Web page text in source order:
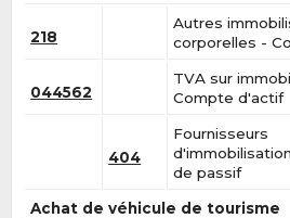
218
Autres
corporelles -
044562
TVA sur
Compte d'actif
404
Fournisseurs
de passif
Achat de véhicule de tourisme